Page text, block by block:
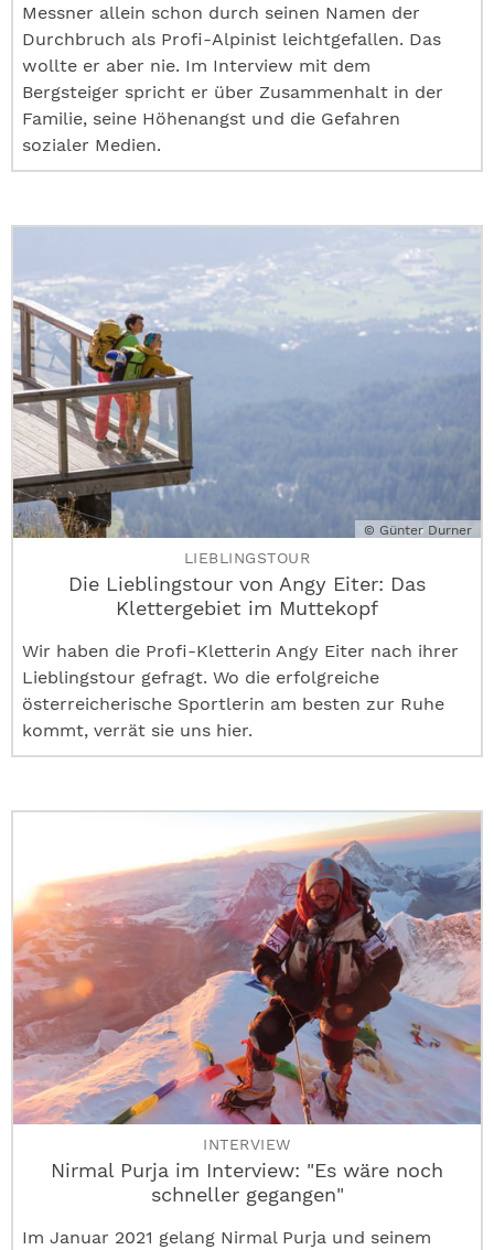
Messner allein schon durch seinen Namen der
Durchbruch als Profi-Alpinist leichtgefallen. Das
wollte er aber nie. Im Interview mit dem
Bergsteiger spricht er über Zusammenhalt in der
Familie, seine Höhenangst und die Gefahren
sozialer Medien.
© Günter Durner
LIEBLINGSTOUR
Die Lieblingstour von Angy Eiter: Das
Klettergebiet im Muttekopf
Wir haben die Profi-Kletterin Angy Eiter nach ihrer
Lieblingstour gefragt. Wo die erfolgreiche
österreicherische Sportlerin am besten zur Ruhe
kommt, verrät sie uns hier.
INTERVIEW
Nirmal Purja im Interview: "Es wäre noch
schneller gegangen"
Im Januar 2021 gelang Nirmal Purja und seinem